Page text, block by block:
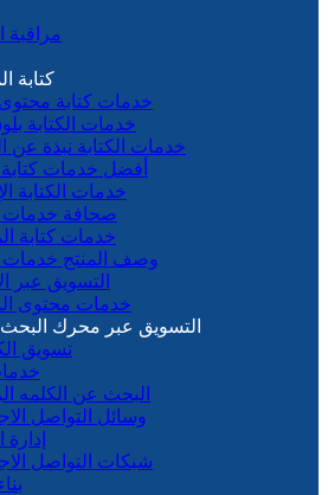
مراقبة
كتابة
خدمات كتابة
خدمات الكتابة
خدمات الكتابة نبذة عن
أفضل خدمات كتابة
خدمات الكتابة
صحافة خدمات
خدمات كتابة
وصف المنتج خدمات
التسويق عبر
خدمات محتوى
SEO / التسويق عبر محرك البحث
تسويق
البحث عن الكلمه
وسائل التواصل
إدارة
شبكات التواصل